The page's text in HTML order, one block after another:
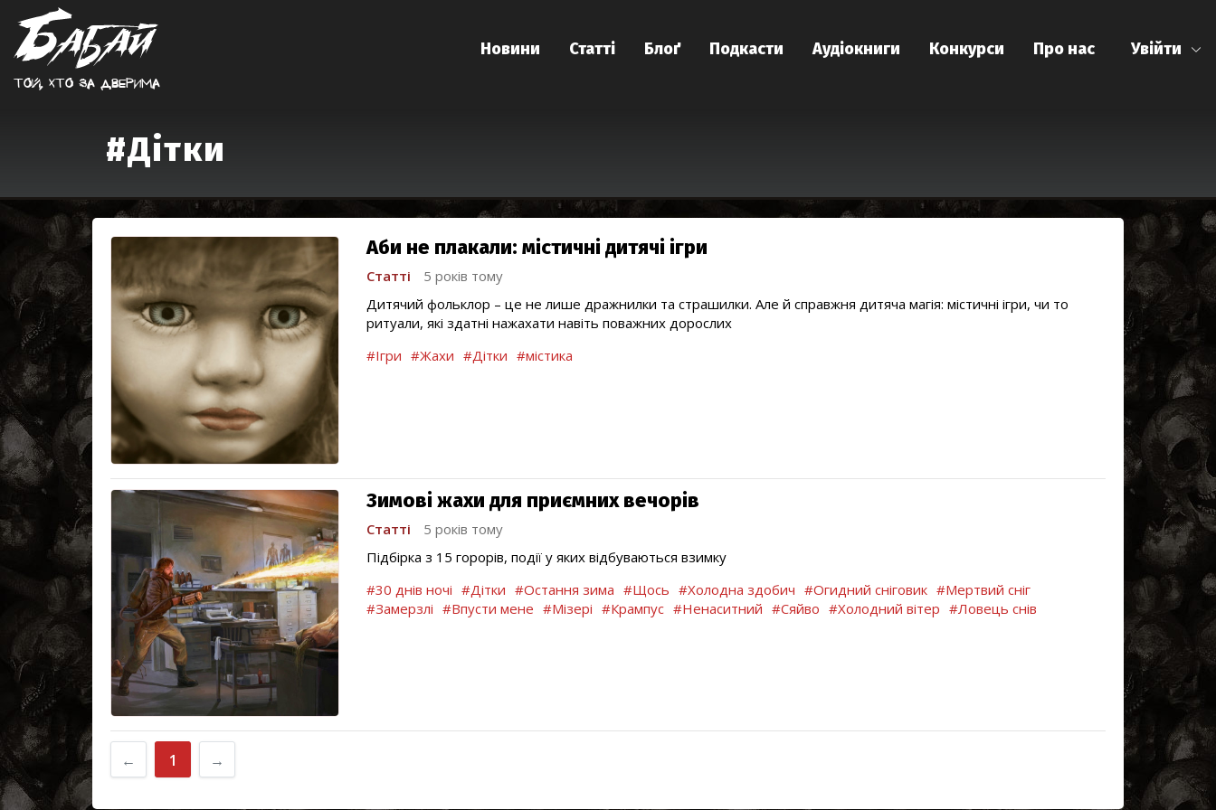
Той, хто за дверима
Увійти
Новини Статті Блоґ Подкасти Аудіокниги Конкурси Про нас
#Дітки
Аби не плакали: містичні дитячі ігри
Статті
5 років тому
Дитячий фольклор – це не лише дражнилки та страшилки. Але й справжня дитяча магія: містичні ігри, чи то
ритуали, які здатні нажахати навіть поважних дорослих
#Ігри #Жахи #Дітки #містика
Зимові жахи для приємних вечорів
Статті
5 років тому
Підбірка з 15 горорів, події у яких відбуваються взимку
#30 днів ночі #Дітки #Остання зима #Щось #Холодна здобич #Огидний сніговик #Мертвий сніг
#Замерзлі #Впусти мене #Мізері #Крампус #Ненаситний #Сяйво #Холодний вітер #Ловець снів
← 1 →